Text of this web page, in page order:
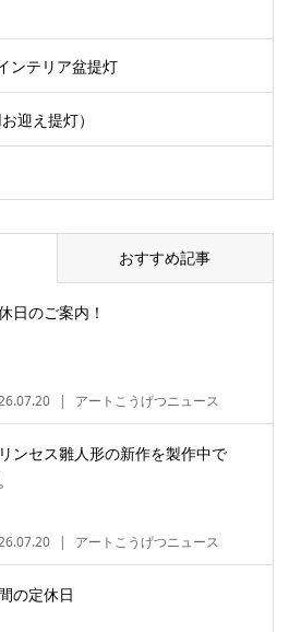
ンテリア盆提灯
迎え提灯）
おすすめ記事
日のご案内！
アートこうげつニュース
ンセス雛人形の新作を製作中で
アートこうげつニュース
の定休日